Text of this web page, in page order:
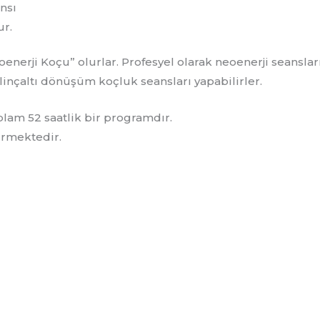
Koçu” olurlar. Profesyel olarak neoenerji
dönüşüm koçluk seansları yapabilirler.
52 saatlik bir programdır.